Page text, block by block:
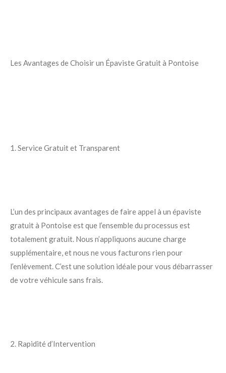
Les Avantages de Choisir un Épaviste Gratuit à Pontoise
1. Service Gratuit et Transparent
L’un des principaux avantages de faire appel à un épaviste
gratuit à Pontoise est que l’ensemble du processus est
totalement gratuit. Nous n’appliquons aucune charge
supplémentaire, et nous ne vous facturons rien pour
l’enlèvement. C’est une solution idéale pour vous débarrasser
de votre véhicule sans frais.
2. Rapidité d’Intervention